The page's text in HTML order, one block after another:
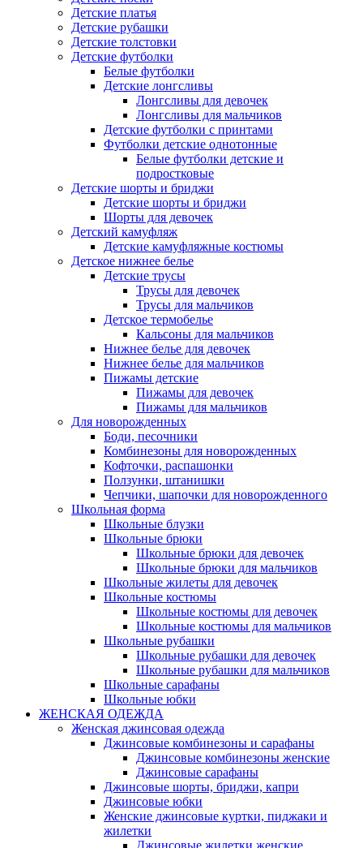
Детские платья
Детские рубашки
Детские толстовки
Детские футболки
Белые футболки
Детские лонгсливы
Лонгсливы для девочек
Лонгсливы для мальчиков
Детские футболки с принтами
Футболки детские однотонные
Белые футболки детские и
подростковые
Детские шорты и бриджи
Детские шорты и бриджи
Шорты для девочек
Детский камуфляж
Детские камуфляжные костюмы
Детское нижнее белье
Детские трусы
Трусы для девочек
Трусы для мальчиков
Детское термобелье
Кальсоны для мальчиков
Нижнее белье для девочек
Нижнее белье для мальчиков
Пижамы детские
Пижамы для девочек
Пижамы для мальчиков
Для новорожденных
Боди, песочники
Комбинезоны для новорожденных
Кофточки, распашонки
Ползунки, штанишки
Чепчики, шапочки для новорожденного
Школьная форма
Школьные блузки
Школьные брюки
Школьные брюки для девочек
Школьные брюки для мальчиков
Школьные жилеты для девочек
Школьные костюмы
Школьные костюмы для девочек
Школьные костюмы для мальчиков
Школьные рубашки
Школьные рубашки для девочек
Школьные рубашки для мальчиков
Школьные сарафаны
Школьные юбки
ЖЕНСКАЯ ОДЕЖДА
Женская джинсовая одежда
Джинсовые комбинезоны и сарафаны
Джинсовые комбинезоны женские
Джинсовые сарафаны
Джинсовые шорты, бриджи, капри
Джинсовые юбки
Женские джинсовые куртки, пиджаки и
жилетки
Джинсовые жилетки женские